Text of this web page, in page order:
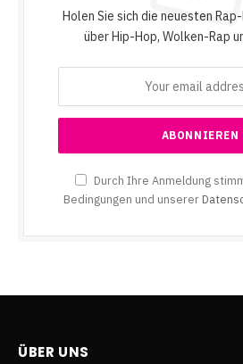
Holen Sie sich die neuesten
über Hip-Hop, Wolken-Rap
Durch Ihre Anmeldung
Bedingungen und unserer
ÜBER UNS